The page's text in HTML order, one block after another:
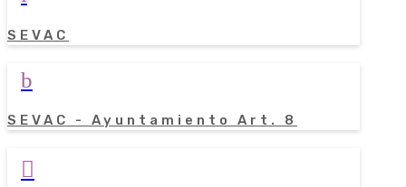
SEVAC
b
SEVAC - Ayuntamiento Art. 8
